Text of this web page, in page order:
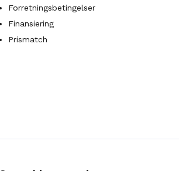
Forretningsbetingelser
Finansiering
Prismatch